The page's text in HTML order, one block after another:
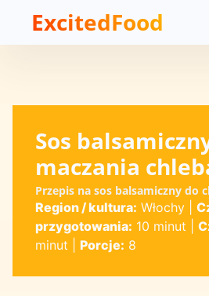
ExcitedFood
Sos
maczania
Przepis na sos balsamiczny do
Region / kultura: Włochy|
przygotowania: 10 minut
minut
Porcje: 8